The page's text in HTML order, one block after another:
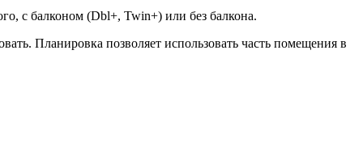
с балконом (Dbl+, Twin+) или без балкона.
Планировка позволяет использовать часть помещения в